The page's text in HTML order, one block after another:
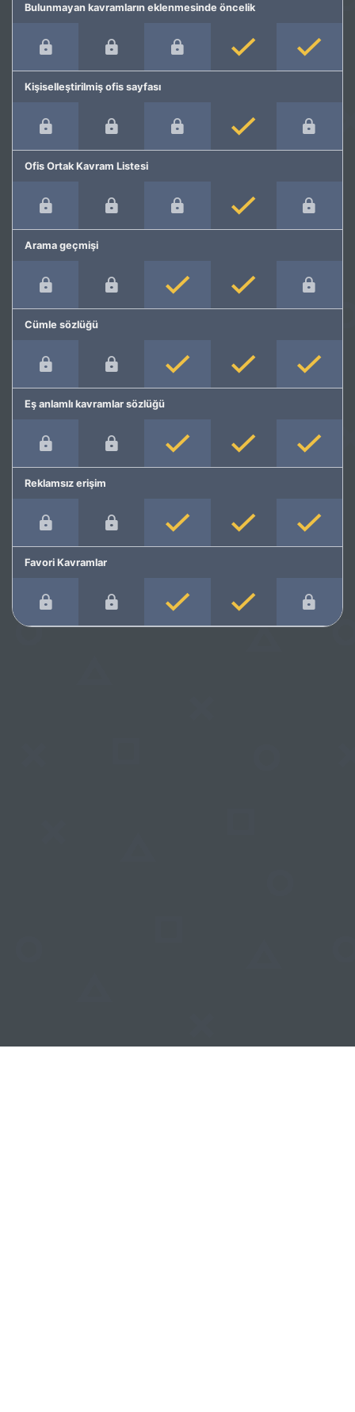
Bulunmayan kavramların eklenmesinde öncelik
Kişiselleştirilmiş ofis sayfası
Ofis Ortak Kavram Listesi
Arama geçmişi
Cümle sözlüğü
Eş anlamlı kavramlar sözlüğü
Reklamsız erişim
Favori Kavramlar